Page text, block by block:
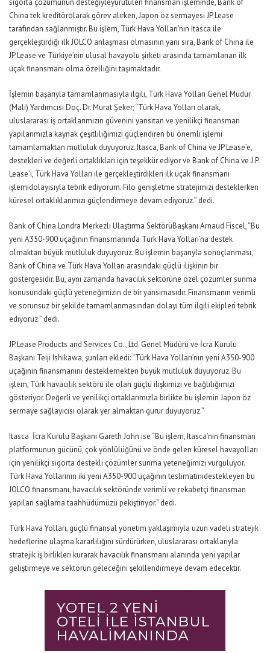
sigorta çözümünün desteğiyleyürütülen finansman işleminde,Bank of
China tekkreditörolarak görev alırken,Japon öz sermayesi JP Lease
tarafından sağlanmıştır.Bu işlem, Türk Hava Yolları’nın Itasca ile
gerçekleştirdiği ilkJOLCO anlaşması olmasının yanı sıra, Bank of China ile
JP Lease ve Türkiye’nin ulusal havayolu şirketi arasındatamamlanan ilk
uçak finansmanı olma özelliğinitaşımaktadır.
İşlemin başarıyla tamamlanmasıyla ilgili, Türk Hava Yolları Genel Müdür
(Mali) Yardımcısı Doç. Dr. Murat Şeker;“Türk Hava Yolları olarak,
uluslararası iş ortaklarımızın güvenini yansıtan ve yenilikçi finansman
yapılarımızla kaynak çeşitliliğimizi güçlendiren bu önemli işlemi
tamamlamaktan mutluluk duyuyoruz.Itasca,Bank of China ve JP Lease’e,
destekleri ve değerli ortaklıkları için teşekkür ediyor ve Bank of China ve J.P.
Lease’i, Türk Hava Yolları ile gerçekleştirdikleri ilk uçak finansmanı
işlemidolayısıylatebrik ediyorum.Filo genişletme stratejimizi desteklerken
küresel ortaklıklarımızı güçlendirmeye devam ediyoruz.” dedi.
Bank of China Londra Merkezli Ulaştırma SektörüBaşkanı Arnaud Fiscel, “Bu
yeni A350-900 uçağının finansmanında Türk Hava Yolları’na destek
olmaktan büyük mutluluk duyuyoruz. Bu işlemin başarıyla sonuçlanması,
Bank of China ve Türk Hava Yolları arasındaki güçlü ilişkinin bir
göstergesidir. Bu, aynı zamanda havacılık sektörüne özel çözümler sunma
konusundaki güçlü yeteneğimizin de bir yansımasıdır. Finansmanın verimli
ve sorunsuz bir şekilde tamamlanmasından dolayı tüm ilgili ekipleri tebrik
ediyoruz.” dedi.
JP Lease Products and Services Co., Ltd. Genel Müdürü ve İcra Kurulu
Başkanı Teiji Ishikawa, şunları ekledi: “Türk Hava Yolları’nın yeni A350-900
uçağının finansmanını desteklemekten büyük mutluluk duyuyoruz. Bu
işlem, Türk havacılık sektörü ile olan güçlü ilişkimizi ve bağlılığımızı
gösteriyor. Değerli ve yenilikçi ortaklarımızla birlikte bu işlemin Japon öz
sermaye sağlayıcısı olarakyer almaktan gurur duyuyoruz.”
Itasca İcra Kurulu Başkanı Gareth John ise “Bu işlem, Itasca’nın finansman
platformunun gücünü, çok yönlülüğünü ve önde gelen küresel havayolları
için yenilikçi sigorta destekli çözümler sunma yeteneğimizi vurguluyor.
Türk Hava Yollarının iki yeni A350-900 uçağınınteslimatınıdestekleyen bu
JOLCO finansmanı,havacılık sektöründe verimli ve rekabetçi finansman
yapıları sağlama taahhüdümüzü pekiştiriyor.” dedi.
Türk Hava Yolları, güçlü finansal yönetim yaklaşımıyla uzun vadeli stratejik
hedeflerine ulaşma kararlılığını sürdürürken, uluslararası ortaklarıyla
stratejik iş birlikleri kurarak havacılık finansmanı alanında yeni yapılar
geliştirmeye ve sektörün geleceğini şekillendirmeye devam edecektir.